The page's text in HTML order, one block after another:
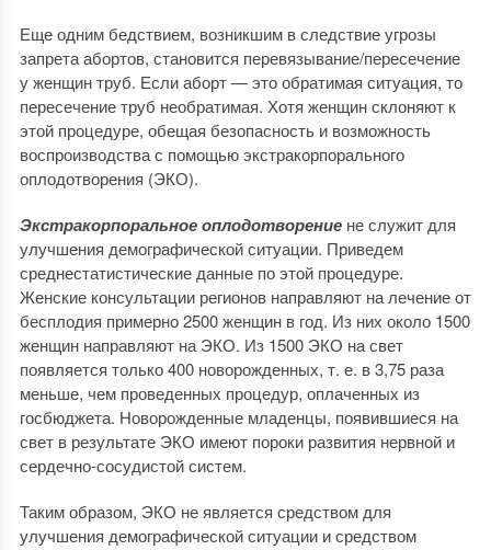
Еще одним бедствием, возникшим в следствие угрозы
запрета абортов, становится перевязывание/пересечение
у женщин труб. Если аборт — это обратимая ситуация, то
пересечение труб необратимая. Хотя женщин склоняют к
этой процедуре, обещая безопасность и возможность
воспроизводства с помощью экстракорпорального
оплодотворения (ЭКО).
Экстракорпоральное оплодотворениене служит для
улучшения демографической ситуации. Приведем
среднестатистические данные по этой процедуре.
Женские консультации регионов направляют на лечение от
бесплодия примерно 2500 женщин в год. Из них около 1500
женщин направляют на ЭКО. Из 1500 ЭКО на свет
появляется только 400 новорожденных, т. е. в 3,75 раза
меньше, чем проведенных процедур, оплаченных из
госбюджета. Новорожденные младенцы, появившиеся на
свет в результате ЭКО имеют пороки развития нервной и
сердечно-сосудистой систем.
Таким образом, ЭКО не является средством для
улучшения демографической ситуации и средством